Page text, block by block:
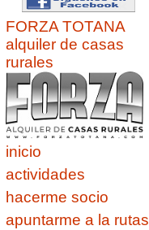
FORZA TOTANA
alquiler de casas
rurales
inicio
actividades
hacerme socio
apuntarme a la rutas